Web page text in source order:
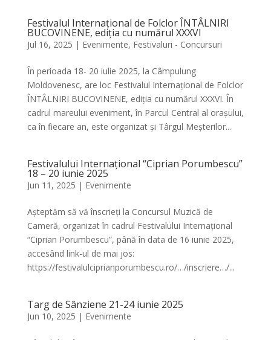
Festivalul Internațional de Folclor ÎNTÂLNIRI
BUCOVINENE, ediția cu numărul XXXVI
Jul 16, 2025 | Evenimente, Festivaluri - Concursuri
În perioada 18- 20 iulie 2025, la Câmpulung
Moldovenesc, are loc Festivalul Internațional de Folclor
ÎNTÂLNIRI BUCOVINENE, ediția cu numărul XXXVI. În
cadrul mareului eveniment, în Parcul Central al orașului,
ca în fiecare an, este organizat și Târgul Meșterilor...
Festivalului Internațional “Ciprian Porumbescu”
18 – 20 iunie 2025
Jun 11, 2025 | Evenimente
Așteptăm să vă înscrieți la Concursul Muzică de
Cameră, organizat în cadrul Festivalului Internațional
“Ciprian Porumbescu”, până în data de 16 iunie 2025,
accesând link-ul de mai jos:
https://festivalulciprianporumbescu.ro/…/inscriere…/...
Targ de Sânziene 21-24 iunie 2025
Jun 10, 2025 | Evenimente